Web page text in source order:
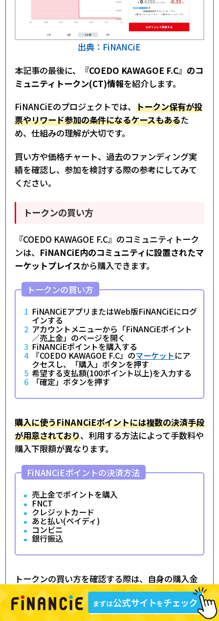
出典：FiNANCiE
本記事の最後に、
『COEDO KAWAGOE F.C』のコ
ミュニティトークン(CT)情報を紹介します。
FiNANCiEのプロジェクトでは、 トークン保有が投
票やリワード参加の条件になるケースもあるた
め、仕組みの理解が大切です。
買い方や価格チャート、過去のファンディング実
績を確認し、参加を検討する際の参考にしてみて
ください。
トークンの買い方
『COEDO KAWAGOE F.C』のコミュニティトーク
ンは、 FiNANCiE内のコミュニティに設置されたマ
ーケットプレイスから購入できます。
トークンの買い方
FiNANCiEアプリまたはWeb版FiNANCiEにログ
インする
アカウントメニューから「FiNANCiEポイント
／売上金」のページを開く
FiNANCiEポイントを購入する
『COEDO KAWAGOE F.C』のマーケットにア
クセスし、「購入」ボタンを押す
希望する支払額(100ポイント以上)を入力する
「確定」ボタンを押す
購入に使うFiNANCiEポイントには複数の決済手段
が用意されており、利用する方法によって手数料や
購入下限額が異なります。
FiNANCiEポイントの決済方法
売上金でポイントを購入
FNCT
クレジットカード
あと払い(ペイディ)
コンビニ
銀行振込
トークンの買い方を確認する際は、自身の購入金
額や決済方法に合った手段を選ぶとよいでしょ
う。